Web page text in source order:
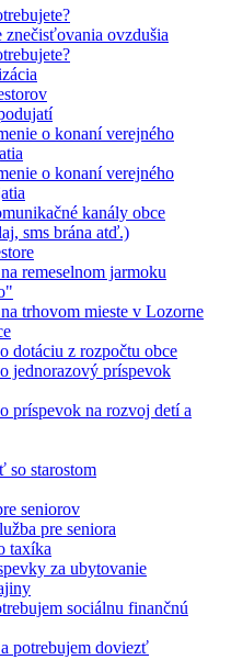
znečisťovania ovzdušia
o konaní verejného
o konaní verejného
kanály obce
sms brána atď.)
remeselnom jarmoku
trhovom mieste v Lozorne
dotáciu z rozpočtu obce
jednorazový príspevok
príspevok na rozvoj detí a
so starostom
seniorov
pre seniora
taxíka
za ubytovanie
sociálnu finančnú
potrebujem doviezť